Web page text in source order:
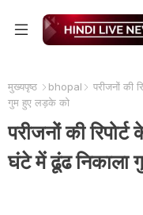
मुख्यपृष्ठ bhopal
परीजनों की
गुम हुए लड़के को
परीजनों की
घंटे में ढूंढ निकाला